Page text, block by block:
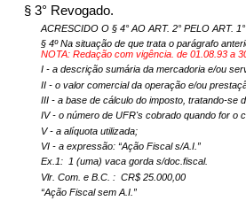
§ 3° Revogado.
ACRESCIDO O § 4° AO ART. 2° PELO ART.
§ 4º Na situação de que trata o parágrafo
NOTA: Redação com vigência. de 01.08.93 a
I - a descrição sumária da mercadoria e/ou
II - o valor comercial da operação e/ou
III - a base de cálculo do imposto, tratando-se
IV - o número de UFR's cobrado quando for o
V - a alíquota utilizada;
VI - a expressão: “Ação Fiscal s/A.I.”
Ex.1:
1 (uma) vaca gorda s/doc.fiscal.
Vlr. Com. e B.C. : CR$ 25.000,00
“Ação Fiscal sem A.I.”